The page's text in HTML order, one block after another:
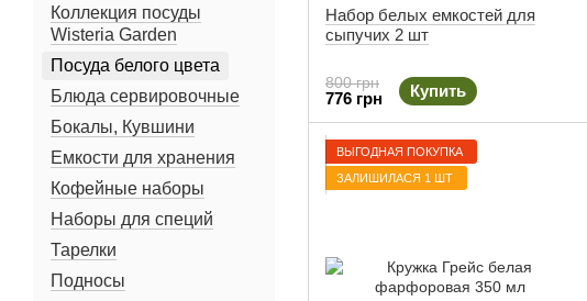
Набор белых емкостей для
сыпучих 2 шт
800 грн
776 грн Купить
ВЫГОДНАЯ ПОКУПКА
ЗАЛИШИЛАСЯ 1 ШТ
Коллекция посуды
Wisteria Garden
Посуда белого цвета
Блюда сервировочные
Бокалы, Кувшини
Емкости для хранения
Кофейные наборы
Наборы для специй
Тарелки
Подносы